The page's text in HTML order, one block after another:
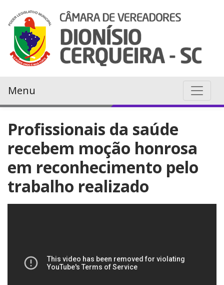
Menu
Profissionais da saúde
recebem moção honrosa
em reconhecimento pelo
trabalho realizado